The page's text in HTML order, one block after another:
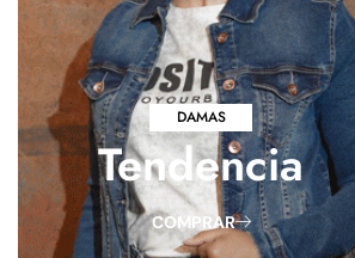
DAMAS
Tendencia
COMPRAR